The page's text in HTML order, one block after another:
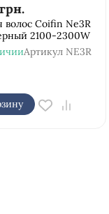
грн.
волос Coifin Ne3R
2100-2300W
Артикул NE3R